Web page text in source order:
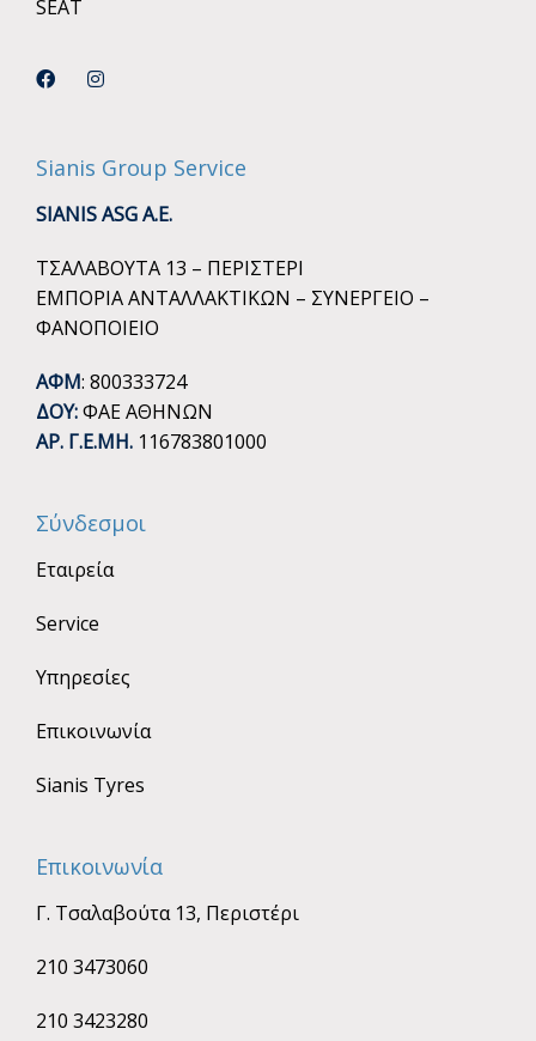
SEAT
Sianis Group Service
SIANIS ASG A.E.
ΤΣΑΛΑΒΟΥΤΑ 13 – ΠΕΡΙΣΤΕΡΙ
ΕΜΠΟΡΙΑ ΑΝΤΑΛΛΑΚΤΙΚΩΝ – ΣΥΝΕΡΓΕΙΟ –
ΦΑΝΟΠΟΙΕΙΟ
ΑΦΜ: 800333724
ΔΟΥ:ΦΑΕ ΑΘΗΝΩΝ
ΑΡ. Γ.Ε.ΜΗ. 116783801000
Σύνδεσμοι
Εταιρεία
Service
Υπηρεσίες
Επικοινωνία
Sianis Tyres
Επικοινωνία
Γ. Τσαλαβούτα 13, Περιστέρι
210 3473060
210 3423280